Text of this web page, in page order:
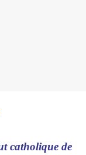
catholique de